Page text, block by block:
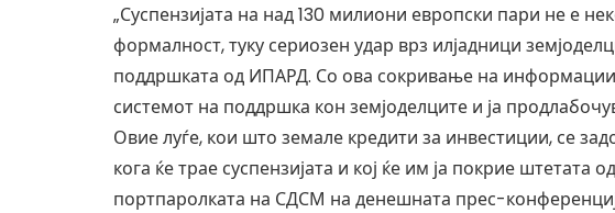
„Суспензијата на над 130 милиони европски пари не е
формалност, туку сериозен удар врз илјадници
поддршката од ИПАРД. Со ова сокривање на информации,
системот на поддршка кон земјоделците и ја
Овие луѓе, кои што земале кредити за инвестиции, се
кога ќе трае суспензијата и кој ќе им ја покрие штетата
портпаролката на СДСМ на денешната прес-